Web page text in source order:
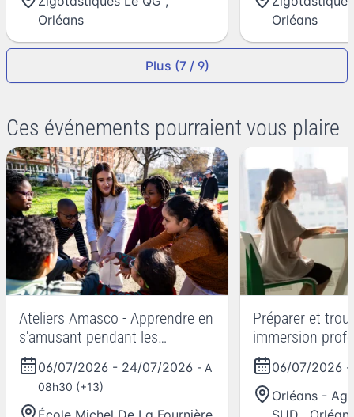
Orléans
Orléans
Plus (7 / 9)
Ces événements pourraient vous plaire
Ateliers Amasco - Apprendre en
s'amusant pendant les
vacances
06/07/2026 - 24/07/2026 - A
08h30 (+13)
Préparer et
immersion
06/07/2026 -
Orléans -